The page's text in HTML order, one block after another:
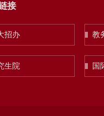
接
招办 教
生院 国